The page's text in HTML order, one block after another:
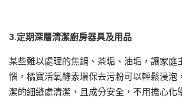
3.定期深層清潔廚房器具及用品
某些難以處理的焦鍋、茶垢、油垢，讓家庭
惱，橘寶活氧酵素環保去污粉可以輕鬆浸泡
潔的細縫處清潔，且成分安全，不用擔心化